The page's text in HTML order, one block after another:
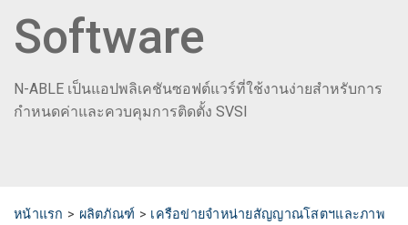
ที่ซื้อสินค้า
การฝึกอบรม
Software
N-ABLE เป็นแอปพลิเคชันซอฟต์แวร์ที่ใช้งานง่ายสำหรับการ
กำหนดค่าและควบคุมการติดตั้ง SVSI
หน้าแรก > ผลิตภัณฑ์ > เครือข่ายจำหน่ายสัญญาณโสตฯและภาพ